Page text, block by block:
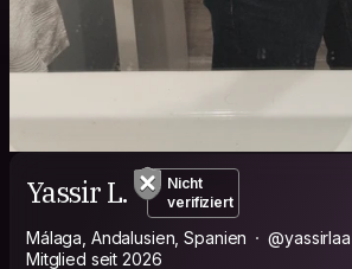
Yassir L.
Nicht
verifiziert
Málaga, Andalusien, Spanien
@yassirlaa
Mitglied seit 2026